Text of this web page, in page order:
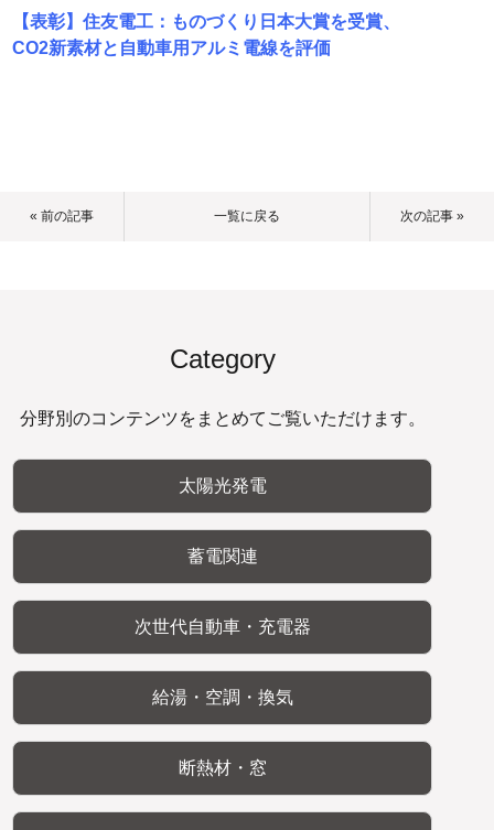
【表彰】住友電工：ものづくり日本大賞を受賞、
CO2新素材と自動車用アルミ電線を評価
« 前の記事 一覧に戻る 次の記事 »
Category
分野別のコンテンツをまとめてご覧いただけます。
太陽光発電
蓄電関連
次世代自動車・充電器
給湯・空調・換気
断熱材・窓